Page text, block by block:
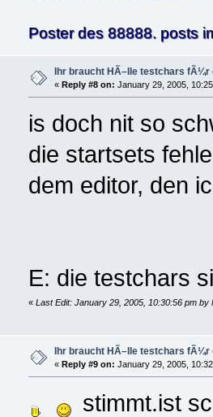
Poster des 88888. posts
Ihr braucht HÃ–lle testchars fÃ¼r
« Reply #8 on: January 29, 2005,
is doch nit so
die startsets
dem editor, den
E: die testchars
« Last Edit: January 29, 2005, 10:30:56 pm by
Ihr braucht HÃ–lle testchars fÃ¼r
« Reply #9 on: January 29, 2005,
stimmt.ist